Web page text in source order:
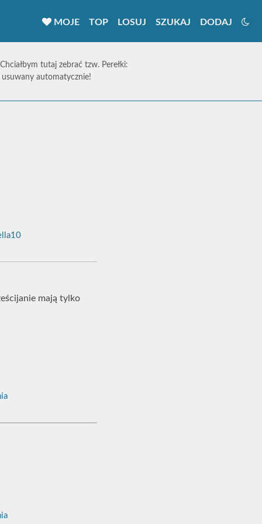
MOJE TOP LOSUJ SZUKAJ DODAJ
tutaj zebrać tzw. Perełki:
usuwany automatycznie!
mają tylko